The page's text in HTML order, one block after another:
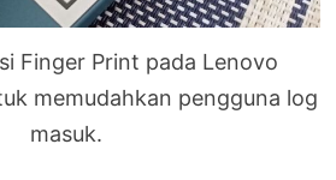
Finger Print pada Lenovo
memudahkan pengguna log
masuk.